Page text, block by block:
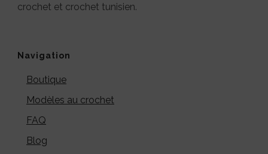
crochet et crochet tunisien.
Navigation
Boutique
Modèles au crochet
FAQ
Blog